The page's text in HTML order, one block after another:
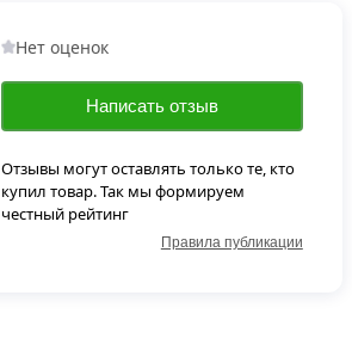
Нет оценок
Написать отзыв
Отзывы могут оставлять только те, кто
купил товар. Так мы формируем
честный рейтинг
Правила публикации